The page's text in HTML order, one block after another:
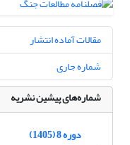
مقالات آماده انتشار
شماره جاری
شماره‌های پیشین نشریه
دوره 8 (1405)